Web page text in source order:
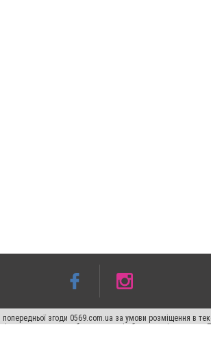
згоди 0569.com.ua за умови розміщення в
не нижче другого абзацу в тексті або в якості